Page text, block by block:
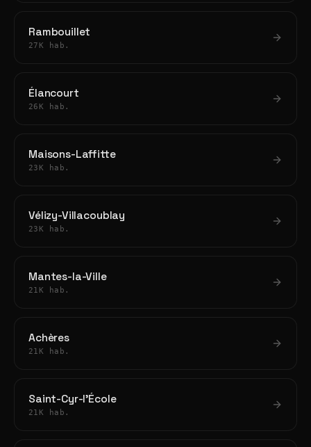
Rambouillet
27K hab.
Élancourt
26K hab.
Maisons-Laffitte
23K hab.
Vélizy-Villacoublay
23K hab.
Mantes-la-Ville
21K hab.
Achères
21K hab.
Saint-Cyr-l'École
21K hab.